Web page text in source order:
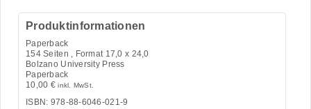
Produktinformationen
Paperback
154Seiten , Format 17,0 x 24,0
Bolzano University Press
Paperback
10,00 € inkl. MwSt.
ISBN: 978-88-6046-021-9